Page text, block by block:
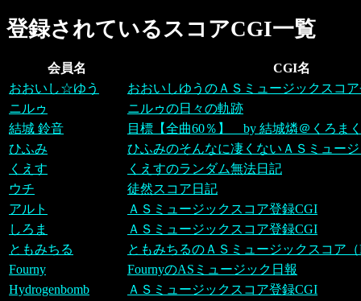
登録されているスコアCGI一覧
会員名
CGI名
おおいし☆ゆう
おおいしゆうのＡＳミュージックスコ
ニルゥ
ニルゥの日々の軌跡
結城 鈴音
目標【全曲60％】 by 結城燐＠くろま
ひふみ
ひふみのそんなに凄くないＡＳミュー
くえす
くえすのランダム無法日記
ウチ
徒然スコア日記
アルト
ＡＳミュージックスコア登録CGI
しろま
ＡＳミュージックスコア登録CGI
ともみちる
ともみちるのＡＳミュージックスコア
Fourny
FournyのASミュージック日報
Hydrogenbomb
ＡＳミュージックスコア登録CGI